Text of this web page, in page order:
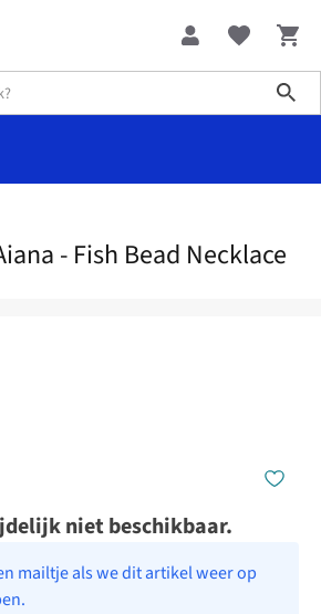
- Fish Bead Necklace
niet beschikbaar.
mailtje als we dit artikel weer op